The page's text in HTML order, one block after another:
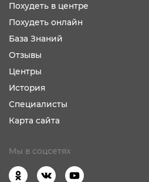
Похудеть в центре
Похудеть онлайн
База Знаний
Отзывы
Центры
История
Специалисты
Карта сайта
Мы в соцсетях